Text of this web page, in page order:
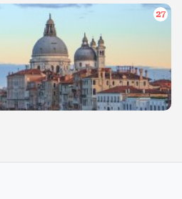
27